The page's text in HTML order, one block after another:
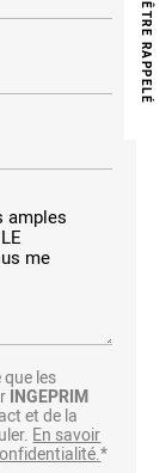
les
INGEPRIM
et de la
En savoir
*
Ê
T
R
E
R
A
P
P
E
L
É